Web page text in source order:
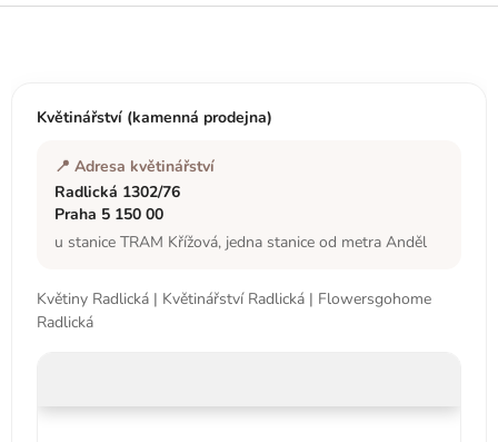
Z
Květinářství (kamenná prodejna)
📍 Adresa květinářství
Radlická 1302/76
Praha 5 150 00
u stanice TRAM Křížová, jedna stanice od metra Anděl
Květiny Radlická | Květinářství Radlická | Flowersgohome
Radlická